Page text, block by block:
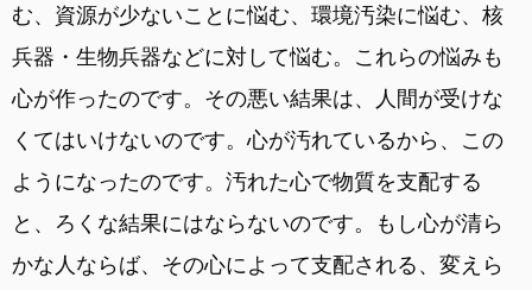
む、資源が少ないことに悩む、環境汚染に悩む、核
兵器・生物兵器などに対して悩む。これらの悩みも
心が作ったのです。その悪い結果は、人間が受けな
くてはいけないのです。心が汚れているから、この
ようになったのです。汚れた心で物質を支配する
と、ろくな結果にはならないのです。もし心が清ら
かな人ならば、その心によって支配される、変えら